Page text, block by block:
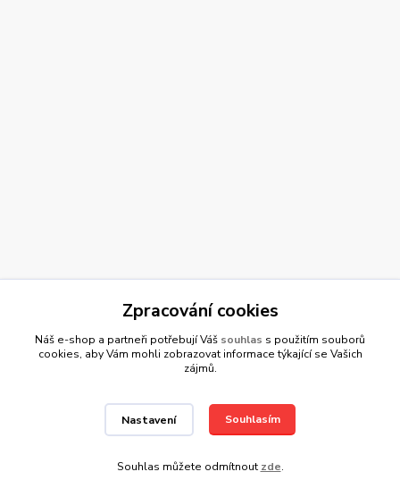
Výdejní místo pro osobní odběr
Po-Čt 9.00-16.00, Pá 9.00-14.00
Zpracování cookies
Náš e-shop a partneři potřebují Váš souhlas s použitím souborů
cookies, aby Vám mohli zobrazovat informace týkající se Vašich
zájmů.
Nastavení Souhlasím
Souhlas můžete odmítnout zde.